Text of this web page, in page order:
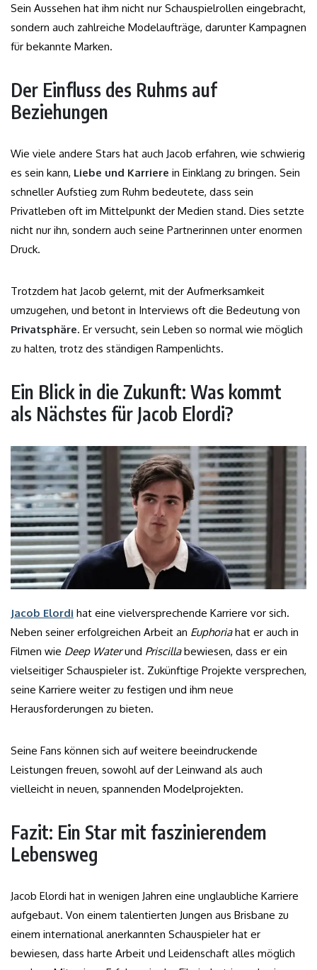
Sein Aussehen hat ihm nicht nur Schauspielrollen eingebracht,
sondern auch zahlreiche Modelaufträge, darunter Kampagnen
für bekannte Marken.
Der Einfluss des Ruhms auf
Beziehungen
Wie viele andere Stars hat auch Jacob erfahren, wie schwierig
es sein kann, Liebe und Karriere in Einklang zu bringen. Sein
schneller Aufstieg zum Ruhm bedeutete, dass sein
Privatleben oft im Mittelpunkt der Medien stand. Dies setzte
nicht nur ihn, sondern auch seine Partnerinnen unter enormen
Druck.
Trotzdem hat Jacob gelernt, mit der Aufmerksamkeit
umzugehen, und betont in Interviews oft die Bedeutung von
Privatsphäre. Er versucht, sein Leben so normal wie möglich
zu halten, trotz des ständigen Rampenlichts.
Ein Blick in die Zukunft: Was kommt
als Nächstes für Jacob Elordi?
Jacob Elordi hat eine vielversprechende Karriere vor sich.
Neben seiner erfolgreichen Arbeit an Euphoriahat er auch in
Filmen wie Deep Waterund Priscillabewiesen, dass er ein
vielseitiger Schauspieler ist. Zukünftige Projekte versprechen,
seine Karriere weiter zu festigen und ihm neue
Herausforderungen zu bieten.
Seine Fans können sich auf weitere beeindruckende
Leistungen freuen, sowohl auf der Leinwand als auch
vielleicht in neuen, spannenden Modelprojekten.
Fazit: Ein Star mit faszinierendem
Lebensweg
Jacob Elordi hat in wenigen Jahren eine unglaubliche Karriere
aufgebaut. Von einem talentierten Jungen aus Brisbane zu
einem international anerkannten Schauspieler hat er
bewiesen, dass harte Arbeit und Leidenschaft alles möglich